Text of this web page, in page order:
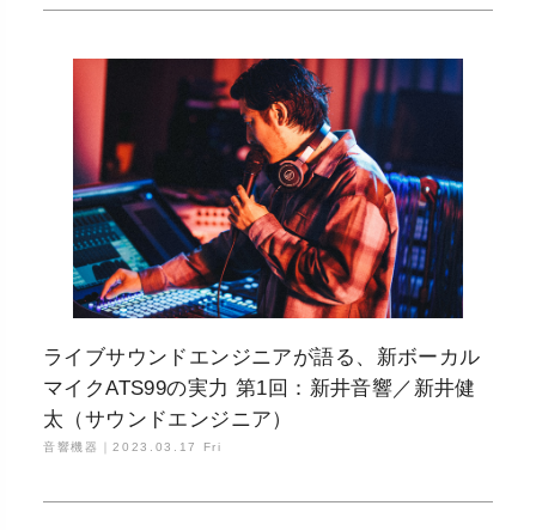
ライブサウンドエンジニアが語る、新ボーカル
マイクATS99の実力 第1回：新井音響／新井健
太（サウンドエンジニア）
音響機器｜2023.03.17 Fri